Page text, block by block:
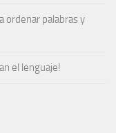
ordenar palabras y
el lenguaje!